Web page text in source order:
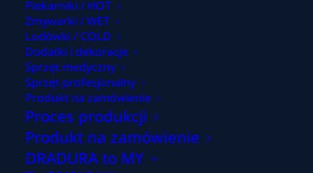
Piekarniki / HOT
Zmywarki / WET
Lodówki / COLD
Dodatki i dekoracje
Sprzęt medyczny
Sprzęt profesjonalny
Produkt na zamówienie
Proces produkcji
Produkt na zamówienie
DRADURA to MY
Imprint
Informacje zgodnie z § 5 niemieckiej ustawy o
telemediach (TMG) (Niemcy)